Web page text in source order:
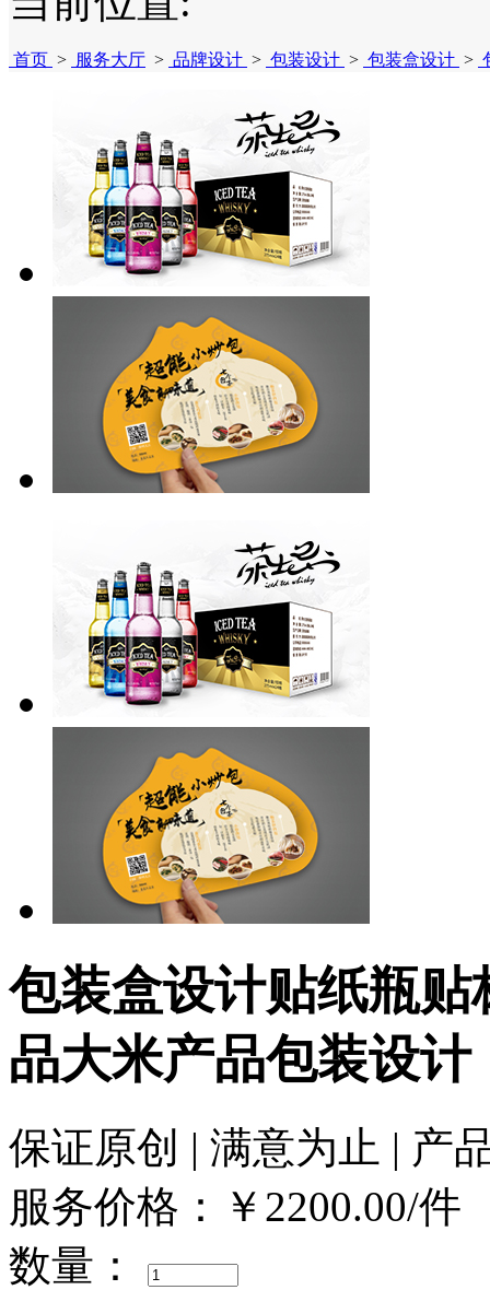
首页 > 服务大厅 > 品牌设计 > 包装设计 > 包装盒设计 >
包装盒设计贴纸瓶
品大米产品包装设计
保证原创 | 满意为止 | 产
服务价格：
￥2200.00/件
数量：